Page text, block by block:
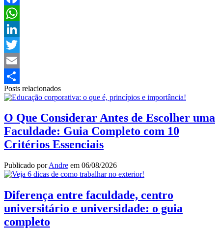
Facebook
WhatsApp
LinkedIn
Twitter
Email
Share
Posts relacionados
O Que Considerar Antes de Escolher uma
Faculdade: Guia Completo com 10
Critérios Essenciais
Publicado porAndre em 06/08/2026
Diferença entre faculdade, centro
universitário e universidade: o guia
completo